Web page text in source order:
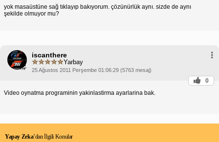
yok masaüstüne sağ tıklayıp bakıyorum. çözünürlük aynı. sizde de aynı
şekilde olmuyor mu?
iscanthere
Yarbay
25 Ağustos 2011 Perşembe 01:06:29 (5763 mesaj)
0
Video oynatma programinin yakinlastirma ayarlarina bak.
Yapay Zeka’dan İlgili Konular